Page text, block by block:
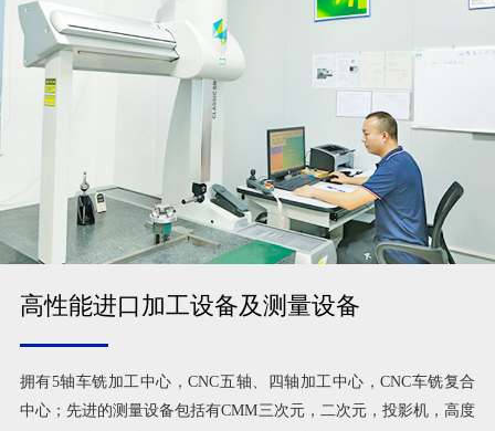
高性能进口加工设备及测量设备
拥有5轴车铣加工中心，CNC五轴、四轴加工中心，CNC车铣复合
中心；先进的测量设备包括有CMM三次元，二次元，投影机，高度